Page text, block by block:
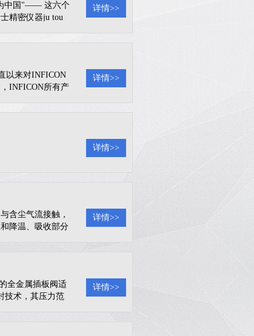
中国"—— 这六个
精密仪器ju tou
近日，英福
详情>>
以来对INFICON
INFICON所有产
详情>>
详情>>
含尘气流接触，
降温、吸收部分
详情>>
全金属插板阀适
技术，其压力范
详情>>